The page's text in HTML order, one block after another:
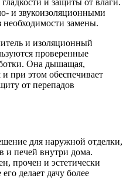
и защиты от влаги.
и звукоизоляционными
необходимости замены.
и изоляционный
проверенные
Она дышащая,
и при этом обеспечивает
от перепадов
для наружной отделки,
и печей внутри дома.
прочен и эстетически
делает дачу более